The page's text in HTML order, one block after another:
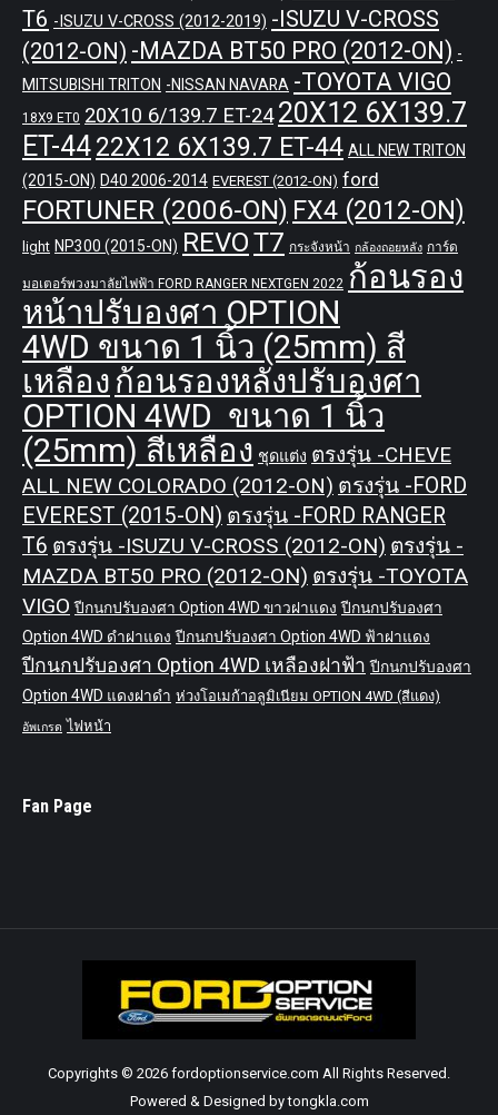
T6 -ISUZU V-CROSS (2012-2019) -ISUZU V-CROSS
(2012-ON) -MAZDA BT50 PRO (2012-ON) -
MITSUBISHI TRITON -NISSAN NAVARA -TOYOTA VIGO
18X9 ET0 20X10 6/139.7 ET-24 20X12 6X139.7
ET-4422X12 6X139.7 ET-44 ALL NEW TRITON
(2015-ON) D40 2006-2014 EVEREST (2012-ON) ford
FORTUNER (2006-ON) FX4 (2012-ON)
light NP300 (2015-ON) REVOT7 กระจังหน้า กล้องถอยหลัง การ์ด
มอเตอร์พวงมาลัยไฟฟ้า FORD RANGER NEXTGEN 2022 ก้อนรอง
หน้าปรับองศา OPTION
4WD ขนาด 1 นิ้ว (25mm) สี
เหลือง ก้อนรองหลังปรับองศา
OPTION 4WD ขนาด 1 นิ้ว
(25mm) สีเหลือง ชุดแต่ง ตรงรุ่น -CHEVE
ALL NEW COLORADO (2012-ON) ตรงรุ่น -FORD
EVEREST (2015-ON) ตรงรุ่น -FORD RANGER
T6 ตรงรุ่น -ISUZU V-CROSS (2012-ON) ตรงรุ่น -
MAZDA BT50 PRO (2012-ON) ตรงรุ่น -TOYOTA
VIGO ปีกนกปรับองศา Option 4WD ขาวฝาแดง ปีกนกปรับองศา
Option 4WD ดำฝาแดง ปีกนกปรับองศา Option 4WD ฟ้าฝาแดง
ปีกนกปรับองศา Option 4WD เหลืองฝาฟ้า ปีกนกปรับองศา
Option 4WD แดงฝาดำ ห่วงโอเมก้าอลูมิเนียม OPTION 4WD (สีแดง)
อัพเกรด ไฟหน้า
Fan Page
Copyrights © 2026 fordoptionservice.com All Rights Reserved.
Powered & Designed by tongkla.com